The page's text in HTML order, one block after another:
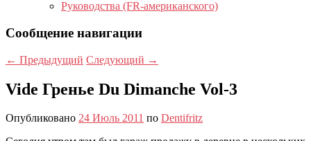
Руководства (FR-американского)
Сообщение навигации
← Предыдущий Следующий →
Vide Гренье Du Dimanche Vol-3
Опубликовано 24 Июль 2011 по Dentifritz